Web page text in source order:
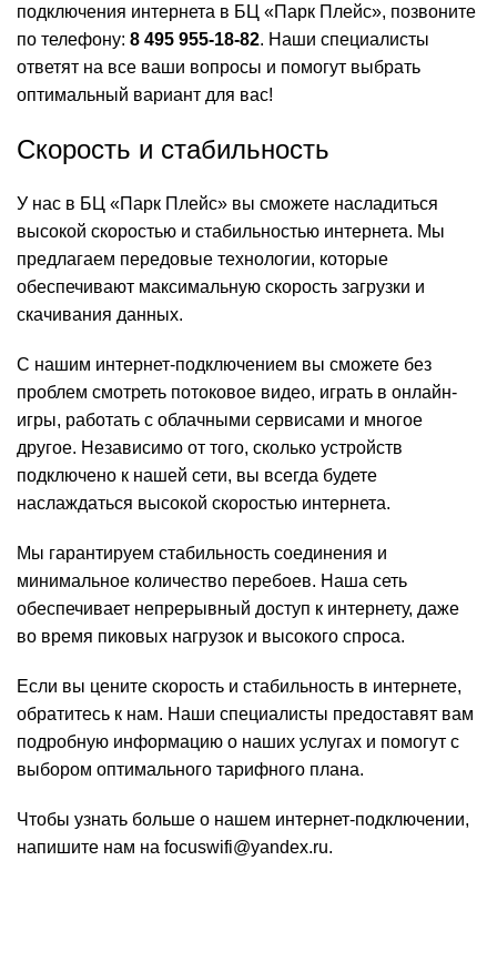
подключения интернета в БЦ «Парк Плейс», позвоните
по телефону: 8 495 955-18-82. Наши специалисты
ответят на все ваши вопросы и помогут выбрать
оптимальный вариант для вас!
Скорость и стабильность
У нас в БЦ «Парк Плейс» вы сможете насладиться
высокой скоростью и стабильностью интернета. Мы
предлагаем передовые технологии, которые
обеспечивают максимальную скорость загрузки и
скачивания данных.
С нашим интернет-подключением вы сможете без
проблем смотреть потоковое видео, играть в онлайн-
игры, работать с облачными сервисами и многое
другое. Независимо от того, сколько устройств
подключено к нашей сети, вы всегда будете
наслаждаться высокой скоростью интернета.
Мы гарантируем стабильность соединения и
минимальное количество перебоев. Наша сеть
обеспечивает непрерывный доступ к интернету, даже
во время пиковых нагрузок и высокого спроса.
Если вы цените скорость и стабильность в интернете,
обратитесь к нам. Наши специалисты предоставят вам
подробную информацию о наших услугах и помогут с
выбором оптимального тарифного плана.
Чтобы узнать больше о нашем интернет-подключении,
напишите нам на focuswifi@yandex.ru.